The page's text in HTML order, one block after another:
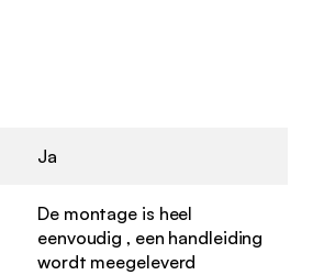
Ja
De montage is heel
eenvoudig , een handleiding
wordt meegeleverd